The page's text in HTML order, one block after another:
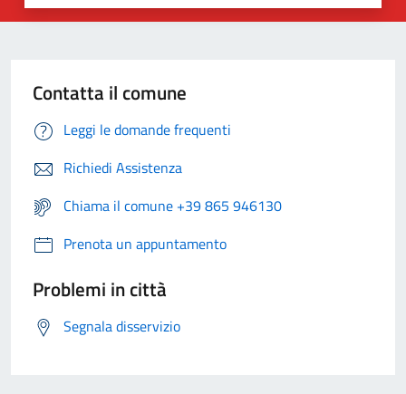
Contatta il comune
Leggi le domande frequenti
Richiedi Assistenza
Chiama il comune +39 865 946130
Prenota un appuntamento
Problemi in città
Segnala disservizio